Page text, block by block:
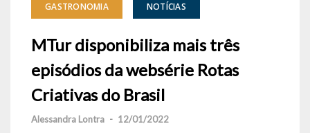
GASTRONOMIA NOTÍCIAS
MTur disponibiliza mais três
episódios da websérie Rotas
Criativas do Brasil
Alessandra Lontra - 12/01/2022